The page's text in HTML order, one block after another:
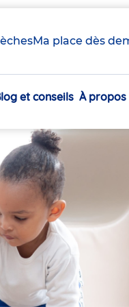
Ma place dès
et conseils À propos